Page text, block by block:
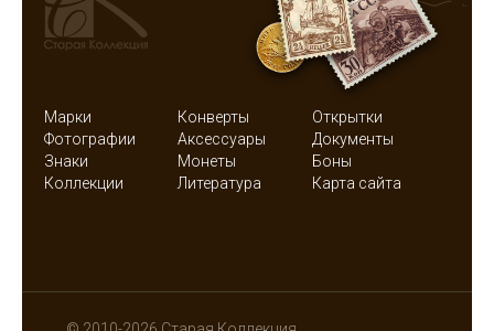
Марки Конверты
Открытки
Фотографии
Аксессуары
Документы
Знаки
Монеты
Боны
Коллекции
Литература Карта сайта